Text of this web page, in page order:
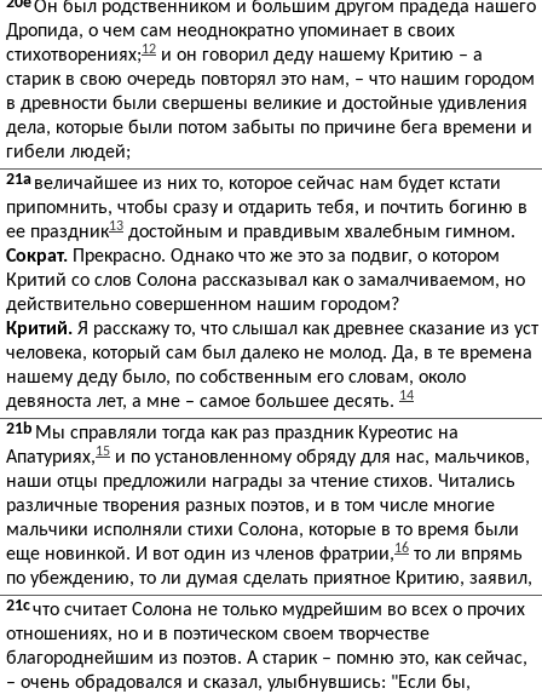
Он был родственником и большим другом прадеда нашего
Дропида, о чем сам неоднократно упоминает в своих
стихотворениях;12 и он говорил деду нашему Критию – а
старик в свою очередь повторял это нам, – что нашим городом
в древности были свершены великие и достойные удивления
дела, которые были потом забыты по причине бега времени и
гибели людей;
21a величайшее из них то, которое сейчас нам будет кстати
припомнить, чтобы сразу и отдарить тебя, и почтить богиню в
ее праздник13 достойным и правдивым хвалебным гимном.
Сократ. Прекрасно. Однако что же это за подвиг, о котором
Критий со слов Солона рассказывал как о замалчиваемом, но
действительно совершенном нашим городом?
Критий. Я расскажу то, что слышал как древнее сказание из уст
человека, который сам был далеко не молод. Да, в те времена
нашему деду было, по собственным его словам, около
девяноста лет, а мне – самое большее десять. 14
21b Мы справляли тогда как раз праздник Куреотис на
Апатуриях,15 и по установленному обряду для нас, мальчиков,
наши отцы предложили награды за чтение стихов. Читались
различные творения разных поэтов, и в том числе многие
мальчики исполняли стихи Солона, которые в то время были
еще новинкой. И вот один из членов фратрии,16 то ли впрямь
по убеждению, то ли думая сделать приятное Критию, заявил,
21cчто считает Солона не только мудрейшим во всех о прочих
отношениях, но и в поэтическом своем творчестве
благороднейшим из поэтов. А старик – помню это, как сейчас,
– очень обрадовался и сказал, улыбнувшись: "Если бы,